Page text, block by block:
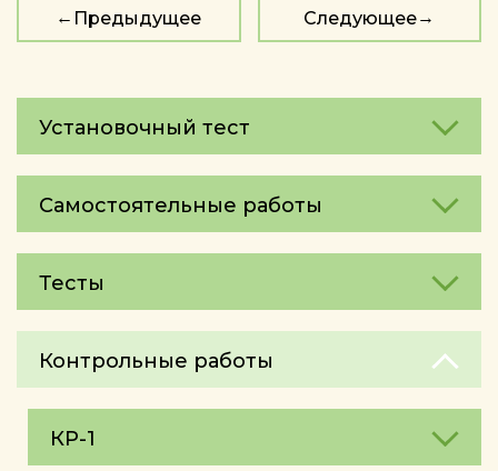
Предыдущее Следующее
Установочный тест
Самостоятельные работы
Тесты
Контрольные работы
КР-1